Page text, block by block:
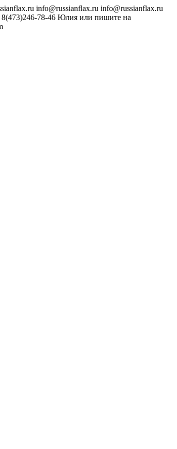
info@russianflax.ru info@russianflax.ru
8(473)246-78-46 Юлия или пишите на